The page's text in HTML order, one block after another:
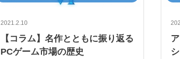
2021.2.10
【コラム】名作とともに振り返る
PCゲーム市場の歴史